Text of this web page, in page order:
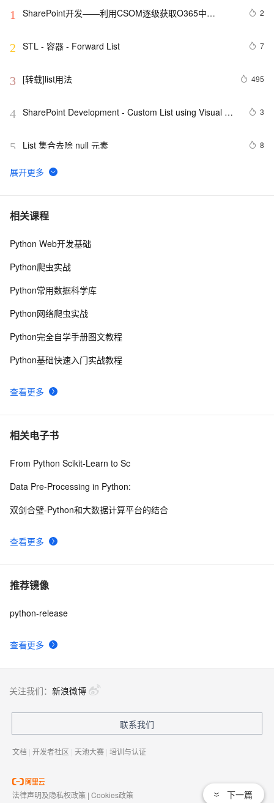
1
SharePoint开发——利用CSOM逐级获取O365中
2
2 STL - 容器 - Forward List 7
3 [转载]list用法 495
4 SharePoint Development - Custom List using Visual
3
5 List 集合去除 null 元素 8
6 leetcode 19. Remove Nth Node From End of List
7 C#合并两个List并删除重复项
8 【Java基础】探索List和Map循环遍历删除问题
10Redis List 底层三种数据结构原理剖析
相关课程
查看更多
Python Web开发基础
Python爬虫实战
Python常用数据科学库
Python网络爬虫实战
Python完全自学手册图文教程
Python基础快速入门实战教程
相关电子书
查看更多
From Python Scikit-Learn to Sc
Data Pre-Processing in Python:
双剑合璧-Python和大数据计算平台的结合
推荐镜像
查看更多
python-release
下一篇
关注我们： 新浪微博
联系我们
文档 | 开发者社区 | 天池大赛 | 培训与认证
法律声明及隐私权政策 | Cookies政策